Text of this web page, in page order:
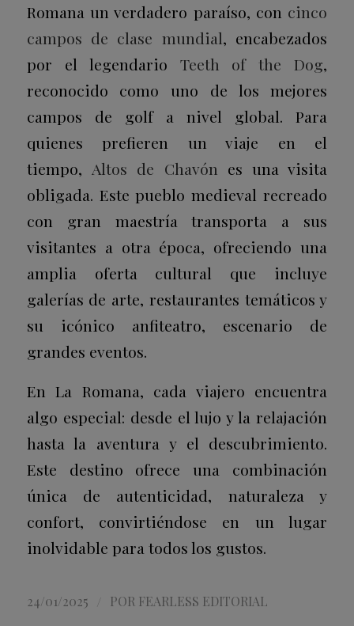
Romana un verdadero paraíso, con cinco
campos de clase mundial, encabezados
por el legendario Teeth of the Dog,
reconocido como uno de los mejores
campos de golf a nivel global. Para
quienes prefieren un viaje en el
tiempo, Altos de Chavón es una visita
obligada. Este pueblo medieval recreado
con gran maestría transporta a sus
visitantes a otra época, ofreciendo una
amplia oferta cultural que incluye
galerías de arte, restaurantes temáticos y
su icónico anfiteatro, escenario de
grandes eventos.
En La Romana, cada viajero encuentra
algo especial: desde el lujo y la relajación
hasta la aventura y el descubrimiento.
Este destino ofrece una combinación
única de autenticidad, naturaleza y
confort, convirtiéndose en un lugar
inolvidable para todos los gustos.
24/01/2025 POR FEARLESS EDITORIAL